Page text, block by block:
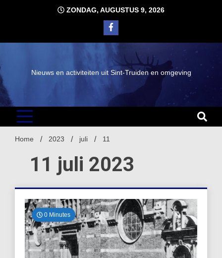
ZONDAG, AUGUSTUS 9, 2026
Nieuws en activiteiten uit Sint-Truiden en omgeving
Home 2023 juli 11
11 juli 2023
0 Minutes